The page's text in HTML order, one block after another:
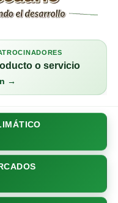
o servicio
→